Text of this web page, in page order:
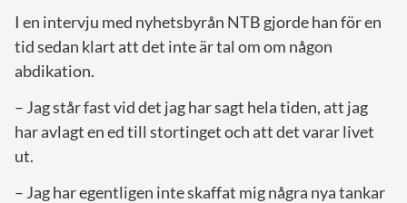
I en intervju med nyhetsbyrån NTB gjorde han för en
tid sedan klart att det inte är tal om om någon
abdikation.
– Jag står fast vid det jag har sagt hela tiden, att jag
har avlagt en ed till stortinget och att det varar livet
ut.
– Jag har egentligen inte skaffat mig några nya tankar